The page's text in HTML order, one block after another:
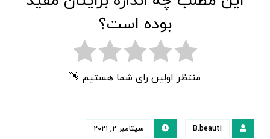
بوده است؟
منتظر اولین رای شما هستیم 👋
B.beauti سپتامبر ۲, ۲۰۲۱